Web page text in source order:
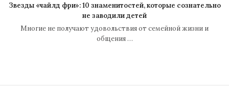
Звезды «чайлд фри»: 10 знаменитостей, которые сознательно
не заводили детей
Многие не получают удовольствия от семейной жизни и
общения …